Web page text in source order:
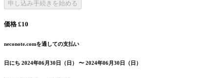
申し込み手続きを始める
価格 £10
neconote.comを通しての支払い
日にち 2024年06月30日（日） 〜 2024年06月30日（日）